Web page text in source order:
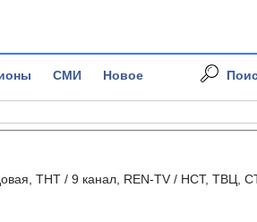
СМИ Новое
ТНТ / 9 канал, REN-TV / НСТ, ТВЦ,